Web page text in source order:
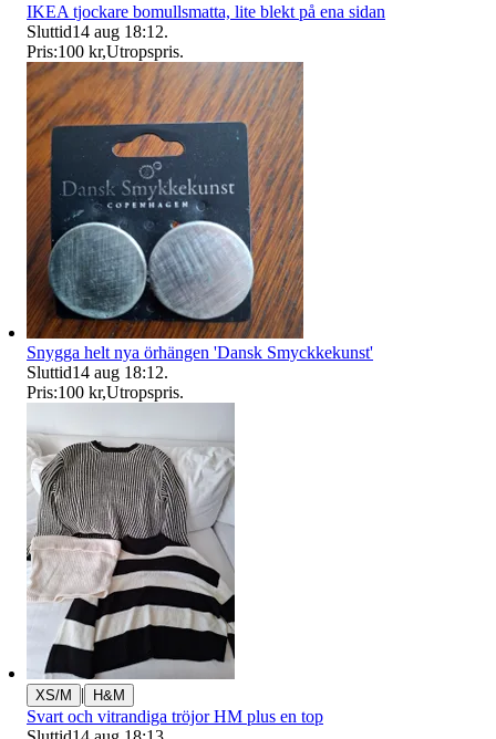
IKEA tjockare bomullsmatta, lite blekt på ena sidan
Sluttid14 aug 18:12.
Pris:100 kr,Utropspris.
Snygga helt nya örhängen 'Dansk Smyckkekunst'
Sluttid14 aug 18:12.
Pris:100 kr,Utropspris.
XS/M | H&M
Svart och vitrandiga tröjor HM plus en top